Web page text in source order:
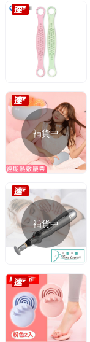
補貨中
補貨中